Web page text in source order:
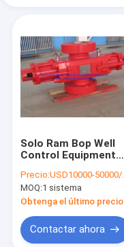
Solo Ram Bop Well
Control Equipment
perforación
petrolífera
Precio:USD10000-50000/set
MOQ:1 sistema
Obtenga el último precio
Contactar ahora